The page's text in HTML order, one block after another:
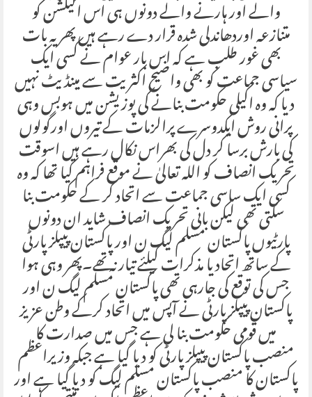
والے اور ہارنے والے دونوں ہی اس الیکشن کو
متنازعہ اوردھاندلی شدہ قرار دے رہے ہیں پھر یہ بات
بھی غور طلب ہے کہ اس بار عوام نے کسی ایک
سیاسی جماعت کو بھی واضیح اکثریت سے مینڈیٹ نہیں
دیا کہ وہ اکیلی حکومت بنانے کی پوزیشن میں ہوبس وہی
پرانی روش ایکدوسرے پرالزمات کے تیروں اورگولوں
کی بارش برسا کر دل کی بھراس نکال رہے ہیں اسوقت
تحریک انصاف کو اللہ تعالیٰ نے موقع فراہم کیا تھا کہ وہ
کسی ایک ساسی جماعت سے اتحاد کر کے حکومت بنا
سکتی تھی لیکن بانی تحریک انصاف شاید ان دونوں
پارٹیوں پاکستان مسلم لیگ ن اور پاکستان پیپلز پارٹی
کے ساتھ اتحاد یا مذکرات کیلئے تیار نہ تھے۔پھر وہی ہوا
جس کی توقع کی جارہی تھی پاکستان مسلم لیگ ن اور
پاکستان پیپلز پارٹی نے آپس میں اتحاد کرکے وطن عزیز
میں قومی حکومت بنا لی ہے جس میں صدارت کا
منصب پاکستان پیپلز پارٹی کو دیا گیا ہے جبکہ وزیراعظم
پاکستان کا منصب پاکستان مسلم لیگ کو دیا گیا ہے اور